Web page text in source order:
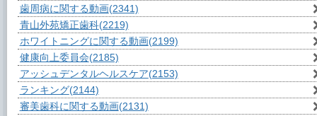
歯周病に関する動画(2341)
青山外苑矯正歯科(2219)
ホワイトニングに関する動画(2199)
健康向上委員会(2185)
アッシュデンタルヘルスケア(2153)
ランキング(2144)
審美歯科に関する動画(2131)